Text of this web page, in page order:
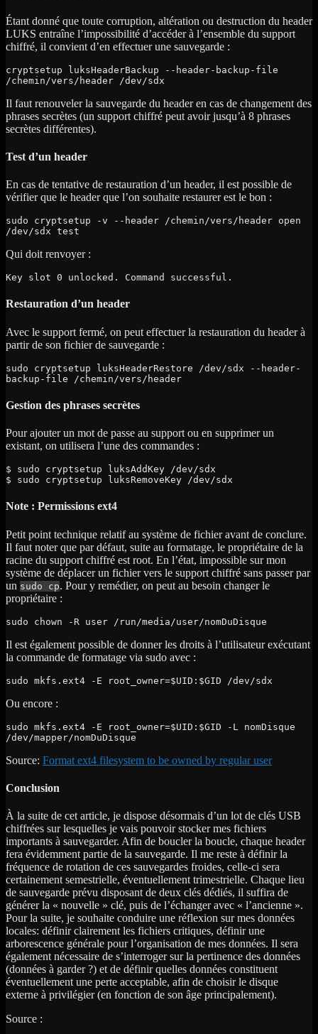
Étant donné que toute corruption, altération ou destruction du header
LUKS entraîne l’impossibilité d’accéder à l’ensemble du support
chiffré, il convient d’en effectuer une sauvegarde :
cryptsetup luksHeaderBackup --header-backup-file
/chemin/vers/header /dev/sdx
Il faut renouveler la sauvegarde du header en cas de changement des
phrases secrètes (un support chiffré peut avoir jusqu’à 8 phrases
secrètes différentes).
Test d’un header
En cas de tentative de restauration d’un header, il est possible de
vérifier que le header que l’on souhaite restaurer est le bon :
sudo cryptsetup -v --header /chemin/vers/header open
/dev/sdx test
Qui doit renvoyer :
Key slot 0 unlocked. Command successful.
Restauration d’un header
Avec le support fermé, on peut effectuer la restauration du header à
partir de son fichier de sauvegarde :
sudo cryptsetup luksHeaderRestore /dev/sdx --header-
backup-file /chemin/vers/header
Gestion des phrases secrètes
Pour ajouter un mot de passe au support ou en supprimer un
existant, on utilisera l’une des commandes :
$ sudo cryptsetup luksAddKey /dev/sdx
$ sudo cryptsetup luksRemoveKey /dev/sdx
Note : Permissions ext4
Petit point technique relatif au système de fichier avant de conclure.
Il faut noter que par défaut, suite au formatage, le propriétaire de la
racine du support chiffré est root. En l’état, impossible sur mon
système de déplacer un fichier vers le support chiffré sans passer par
un sudo cp. Pour y remédier, on peut au besoin changer le
propriétaire :
sudo chown -R user /run/media/user/nomDuDisque
Il est également possible de donner les droits à l’utilisateur exécutant
la commande de formatage via sudo avec :
sudo mkfs.ext4 -E root_owner=$UID:$GID /dev/sdx
Ou encore :
sudo mkfs.ext4 -E root_owner=$UID:$GID -L nomDisque
/dev/mapper/nomDuDisque
Source: Format ext4 filesystem to be owned by regular user
Conclusion
À la suite de cet article, je dispose désormais d’un lot de clés USB
chiffrées sur lesquelles je vais pouvoir stocker mes fichiers
importants à sauvegarder. Afin de boucler la boucle, chaque header
fera évidemment partie de la sauvegarde. Il me reste à définir la
fréquence de rotation de ces sauvegardes froides, celle-ci sera
certainement semestrielle, éventuellement trimestrielle. Chaque lieu
de sauvegarde prévu disposant de deux clés dédiés, il suffira de
générer la « nouvelle » clé, puis de l’échanger avec « l’ancienne ».
Pour la suite, je souhaite conduire une réflexion sur mes données
locales: définir clairement les fichiers critiques, définir une
arborescence générale pour l’organisation de mes données. Il sera
également nécessaire de s’interroger sur la pertinence des données
(données à garder ?) et de définir quelles données constituent
éventuellement une perte acceptable, afin de choisir le disque
externe à privilégier (en fonction de son âge principalement).
Source :